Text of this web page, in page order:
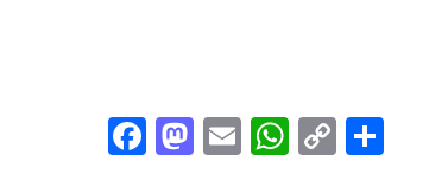
Facebook
Mastodon
EmailWhatsApp
Copy